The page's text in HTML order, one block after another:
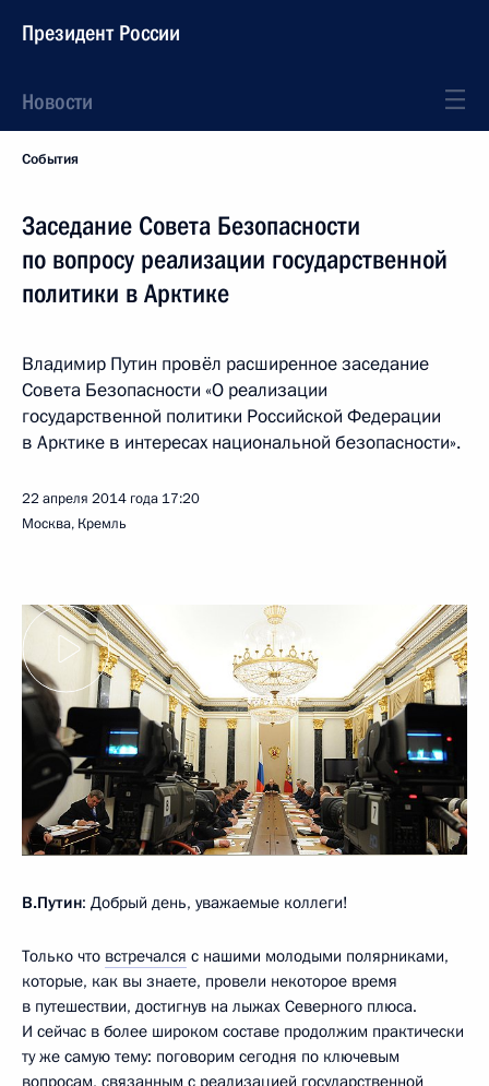
Президент России
Новости
События
Заседание Совета Безопасности
по вопросу реализации государственной
политики в Арктике
Владимир Путин провёл расширенное заседание
Совета Безопасности «О реализации
государственной политики Российской Федерации
в Арктике в интересах национальной безопасности».
22 апреля 2014 года 17:20
Москва, Кремль
В.Путин: Добрый день, уважаемые коллеги!
Только что встречался с нашими молодыми полярниками,
которые, как вы знаете, провели некоторое время
в путешествии, достигнув на лыжах Северного плюса.
И сейчас в более широком составе продолжим практически
ту же самую тему: поговорим сегодня по ключевым
вопросам, связанным с реализацией государственной